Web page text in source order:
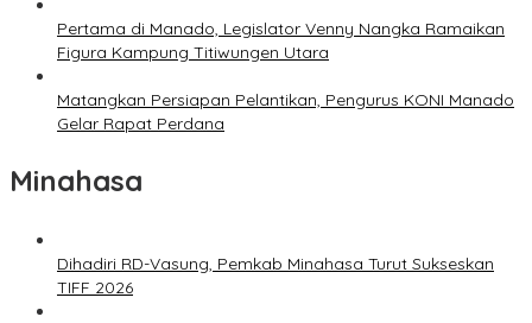
Pertama di Manado, Legislator Venny Nangka Ramaikan
Figura Kampung Titiwungen Utara
Matangkan Persiapan Pelantikan, Pengurus KONI Manado
Gelar Rapat Perdana
Minahasa
Dihadiri RD-Vasung, Pemkab Minahasa Turut Sukseskan
TIFF 2026